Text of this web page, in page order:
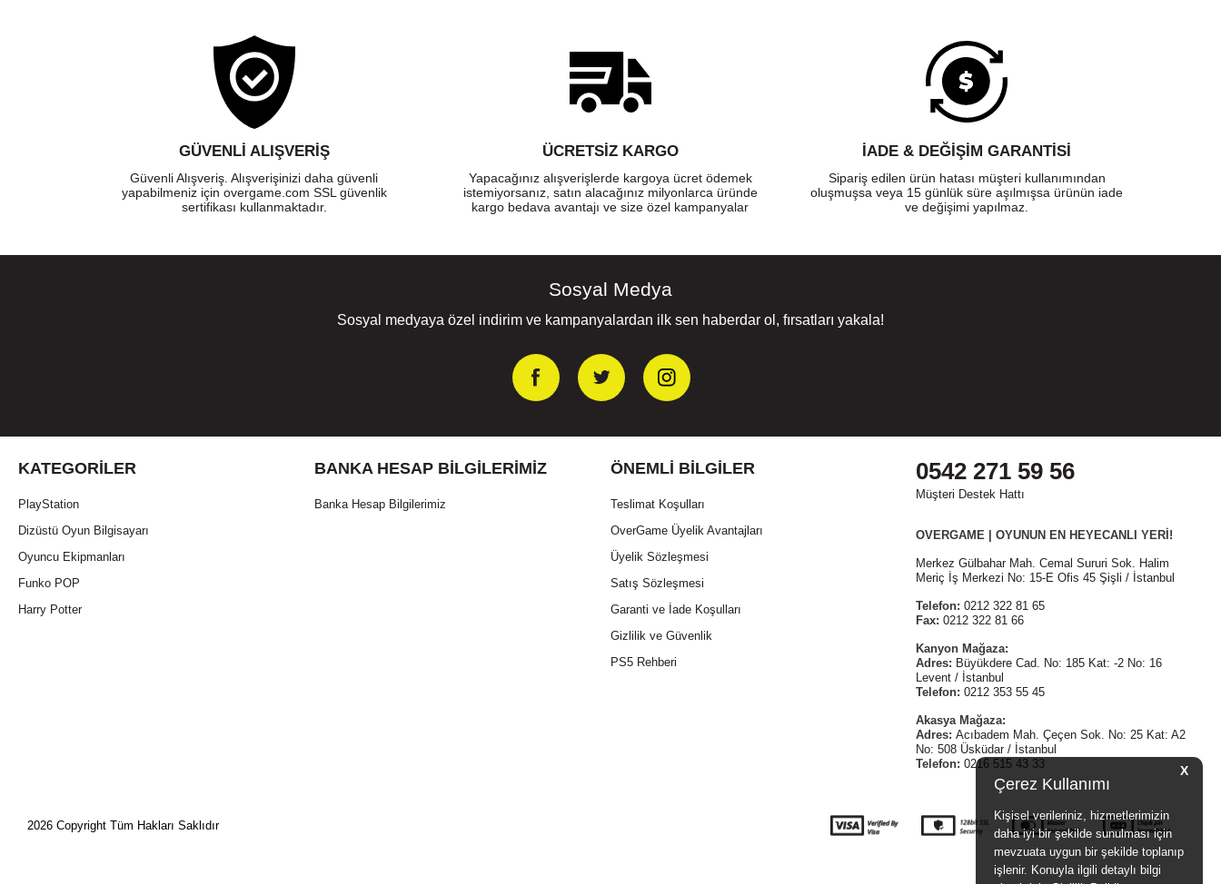
X
Çerez Kullanımı
Kişisel verileriniz, hizmetlerimizin
daha iyi bir şekilde sunulması için
mevzuata uygun bir şekilde toplanıp
işlenir. Konuyla ilgili detaylı bilgi
GÜVENLI ALIŞVERIŞ
Güvenli Alışveriş. Alışverişinizi daha güvenli
yapabilmeniz için overgame.com SSL güvenlik
sertifikası kullanmaktadır.
ÜCRETSIZ KARGO
Yapacağınız alışverişlerde kargoya ücret ödemek
istemiyorsanız, satın alacağınız milyonlarca üründe
kargo bedava avantajı ve size özel kampanyalar
İADE & DEĞİŞİM GARANTİSİ
Sipariş edilen ürün hatası müşteri kullanımından
oluşmuşsa veya 15 günlük süre aşılmışsa ürünün iade
ve değişimi yapılmaz.
Sosyal Medya
Sosyal medyaya özel indirim ve kampanyalardan ilk sen haberdar ol, fırsatları yakala!
KATEGORILER
PlayStation
Dizüstü Oyun Bilgisayarı
Oyuncu Ekipmanları
Funko POP
Harry Potter
BANKA HESAP BILGILERIMIZ
Banka Hesap Bilgilerimiz
ÖNEMLI BILGILER
Teslimat Koşulları
OverGame Üyelik Avantajları
Üyelik Sözleşmesi
Satış Sözleşmesi
Garanti ve İade Koşulları
Gizlilik ve Güvenlik
PS5 Rehberi
0542 271 59 56
Müşteri Destek Hattı
OVERGAME | OYUNUN EN HEYECANLI YERİ!
Merkez Gülbahar Mah. Cemal Sururi Sok. Halim
Meriç İş Merkezi No: 15-E Ofis 45 Şişli / İstanbul
Telefon: 0212 322 81 65
Fax: 0212 322 81 66
Kanyon Mağaza:
Adres: Büyükdere Cad. No: 185 Kat: -2 No: 16
Levent / İstanbul
Telefon: 0212 353 55 45
Akasya Mağaza:
Adres: Acıbadem Mah. Çeçen Sok. No: 25 Kat: A2
No: 508 Üsküdar / İstanbul
Telefon: 0216 515 43 33
2026 Copyright Tüm Hakları Saklıdır